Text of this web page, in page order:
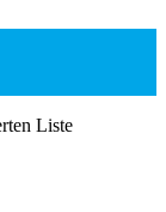
Liste